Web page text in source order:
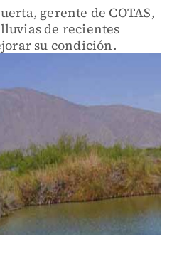
gerente de COTAS,
de recientes
su condición.